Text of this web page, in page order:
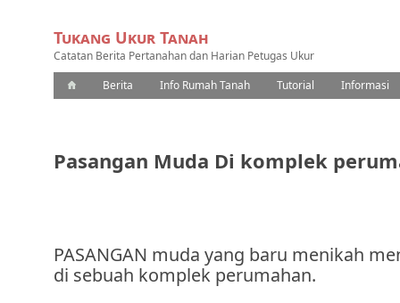
Tukang Ukur Tanah
Catatan Berita Pertanahan dan Harian Petugas Ukur
Berita
Info Rumah Tanah Tutorial Informasi
Pasangan Muda Di komplek
PASANGAN muda yang baru menikah
di sebuah komplek perumahan.